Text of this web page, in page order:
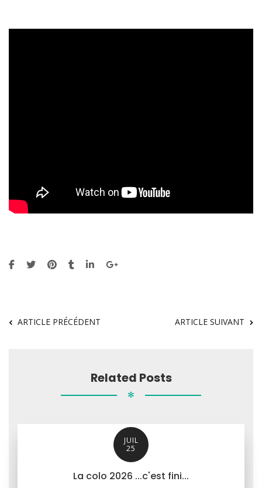
ARTICLE PRÉCÉDENT ARTICLE SUIVANT
Related Posts
✻
JUIL
25
La colo 2026 ...c'est fini...